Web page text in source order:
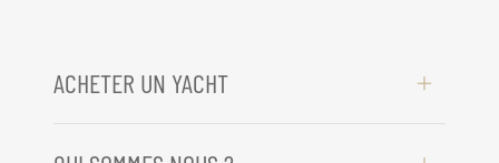
ACHETER UN YACHT